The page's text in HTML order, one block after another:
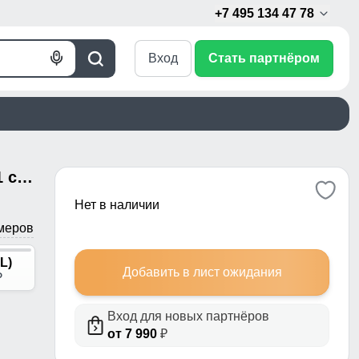
+7 495 134 47 78
Поиск
Голосовой
Вход Стать партнёром
Женская велосипедка-юбка 2 в 1 с шортами, спортивные черного цвета 293_1Ch
Нет в наличии
Добавить в лист ожидания
Вход для новых партнёров
от 7 990 ₽